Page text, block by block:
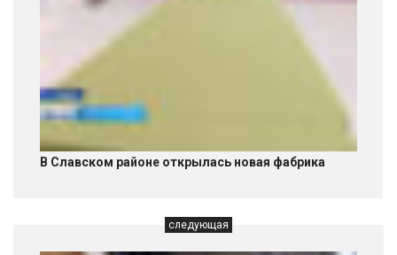
В Славском районе открылась новая фабрика
следующая